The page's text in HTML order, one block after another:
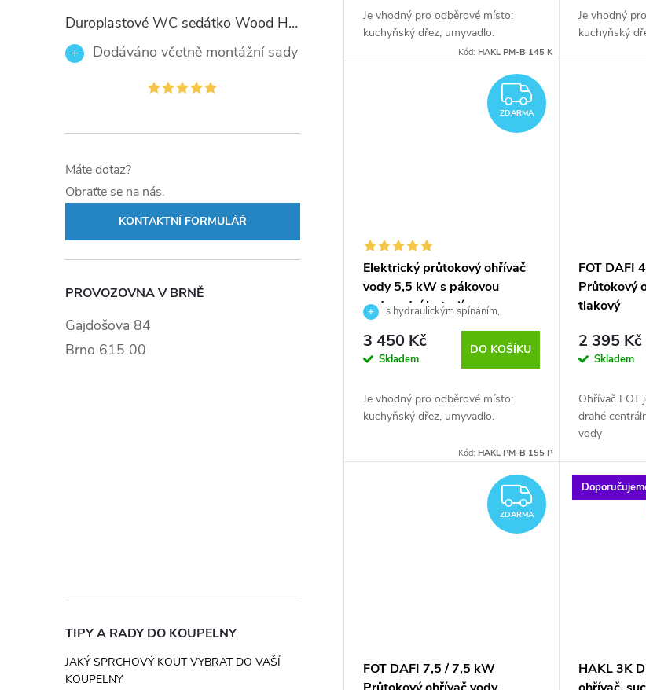
Duroplastové WC sedátko Wood Heart 82377 se zpomalovacím mechanismem SOFT-CLOSE
Dodáváno včetně montážní sady
Máte dotaz?
Obraťte se na nás.
KONTAKTNÍ FORMULÁŘ
PROVOZOVNA V BRNĚ
Gajdošova 84
Brno 615 00
TIPY A RADY DO KOUPELNY
JAKÝ SPRCHOVÝ KOUT VYBRAT DO VAŠÍ
KOUPELNY
Je vhodný pro odběrové místo:
kuchyňský dřez, umyvadlo.
Kód:HAKL PM-B 145 K
Je vhodný
kuchyňský
ZDARMA
ZDARMA
Elektrický průtokový ohřívač
vody 5,5 kW s pákovou
vodovodní baterií
s hydraulickým spínáním,
trojcestná beztlakoá baterie
3 450 Kč
Skladem
DO KOŠÍKU
Je vhodný pro odběrové místo:
kuchyňský dřez, umyvadlo.
Kód:HAKL PM-B 155 P
FOT DAFI
Průtokový
tlakový
2 395 Kč
Skladem
Ohřívač FOT
drahé
vody
ZDARMA
ZDARMA
FOT DAFI 7,5 / 7,5 kW
HAKL 3K